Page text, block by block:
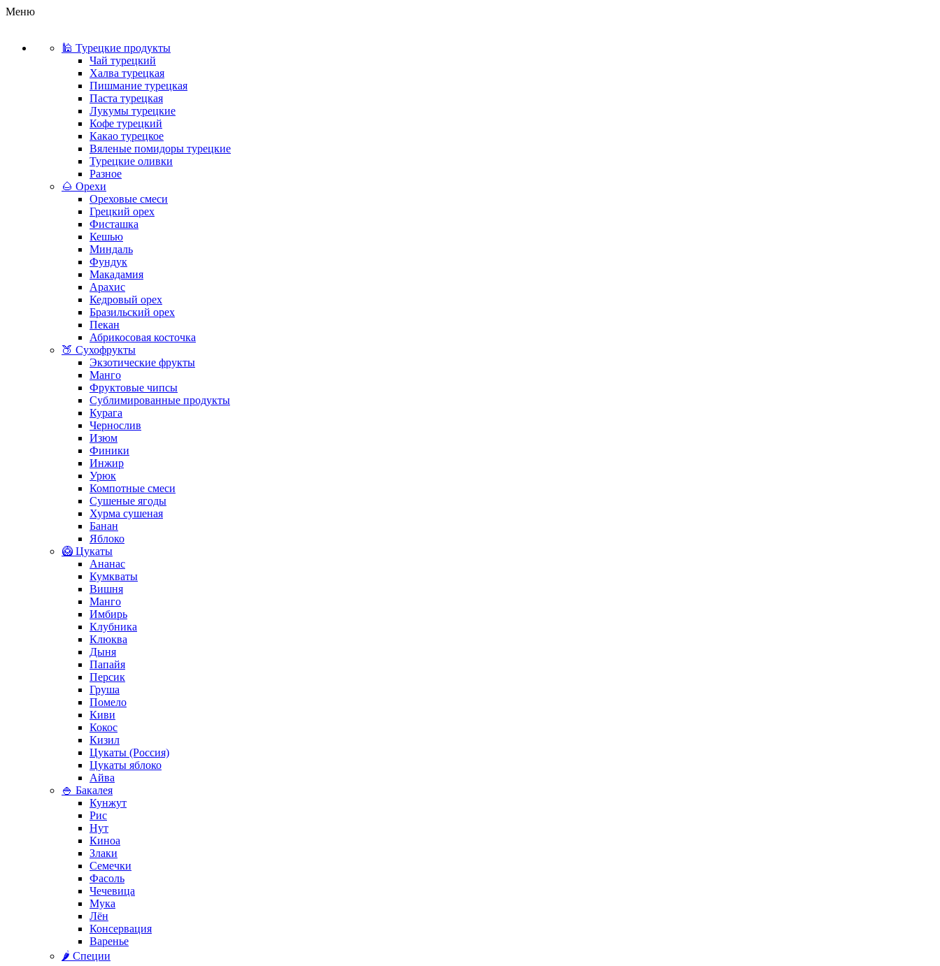
Меню
🕌 Турецкие продукты
Чай турецкий
Халва турецкая
Пишмание турецкая
Паста турецкая
Лукумы турецкие
Кофе турецкий
Какао турецкое
Вяленые помидоры турецкие
Турецкие оливки
Разное
🌰 Орехи
Ореховые смеси
Грецкий орех
Фисташка
Кешью
Миндаль
Фундук
Макадамия
Арахис
Кедровый орех
Бразильский орех
Пекан
Абрикосовая косточка
🍑 Сухофрукты
Экзотические фрукты
Манго
Фруктовые чипсы
Сублимированные продукты
Курага
Чернослив
Изюм
Финики
Инжир
Урюк
Компотные смеси
Сушеные ягоды
Хурма сушеная
Банан
Яблоко
🥝 Цукаты
Ананас
Кумкваты
Вишня
Манго
Имбирь
Клубника
Клюква
Дыня
Папайя
Персик
Груша
Помело
Киви
Кокос
Кизил
Цукаты (Россия)
Цукаты яблоко
Айва
🍚 Бакалея
Кунжут
Рис
Нут
Киноа
Злаки
Семечки
Фасоль
Чечевица
Мука
Лён
Консервация
Варенье
🌶️ Специи